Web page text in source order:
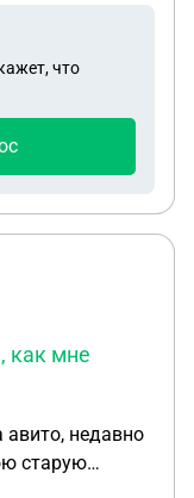
что
как мне
недавно
старую
за 2000